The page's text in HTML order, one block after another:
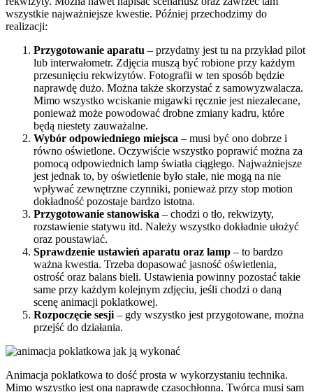
wszystkie najważniejsze kwestie. Później przechodzimy do
realizacji:
Przygotowanie aparatu – przydatny jest tu na przykład pilot
lub interwałometr. Zdjęcia muszą być robione przy każdym
przesunięciu rekwizytów. Fotografii w ten sposób będzie
naprawdę dużo. Można także skorzystać z samowyzwalacza.
Mimo wszystko wciskanie migawki ręcznie jest niezalecane,
ponieważ może powodować drobne zmiany kadru, które
będą niestety zauważalne.
Wybór odpowiedniego miejsca – musi być ono dobrze i
równo oświetlone. Oczywiście wszystko poprawić można za
pomocą odpowiednich lamp światła ciągłego. Najważniejsze
jest jednak to, by oświetlenie było stałe, nie mogą na nie
wpływać zewnętrzne czynniki, ponieważ przy stop motion
dokładność pozostaje bardzo istotna.
Przygotowanie stanowiska – chodzi o tło, rekwizyty,
rozstawienie statywu itd. Należy wszystko dokładnie ułożyć
oraz poustawiać.
Sprawdzenie ustawień aparatu oraz lamp – to bardzo
ważna kwestia. Trzeba dopasować jasność oświetlenia,
ostrość oraz balans bieli. Ustawienia powinny pozostać takie
same przy każdym kolejnym zdjęciu, jeśli chodzi o daną
scenę animacji poklatkowej.
Rozpoczęcie sesji – gdy wszystko jest przygotowane, można
przejść do działania.
Animacja poklatkowa to dość prosta w wykorzystaniu technika.
Mimo wszystko jest ona naprawdę czasochłonna. Twórca musi sam